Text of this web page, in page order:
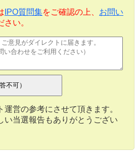
IPO質問集をご確認の上、 お問い
さい。
運営の参考にさせて頂きます。
い当選報告もありがとうござい